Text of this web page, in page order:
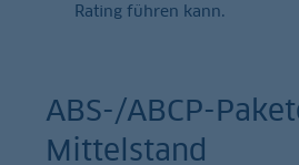
Rating führen kann.
ABS-/ABCP-
Mittelstand